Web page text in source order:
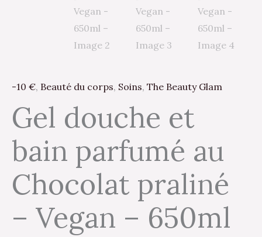
-10 €, Beauté du corps, Soins, The Beauty Glam
Gel douche et
bain parfumé au
Chocolat praliné
– Vegan – 650ml